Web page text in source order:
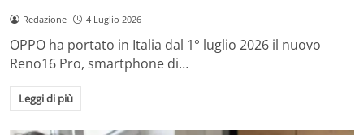
Redazione 4 Luglio 2026
OPPO ha portato in Italia dal 1° luglio 2026 il nuovo
Reno16 Pro, smartphone di…
Leggi di più